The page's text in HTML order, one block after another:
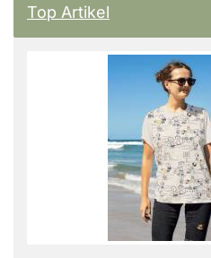
Top Artikel